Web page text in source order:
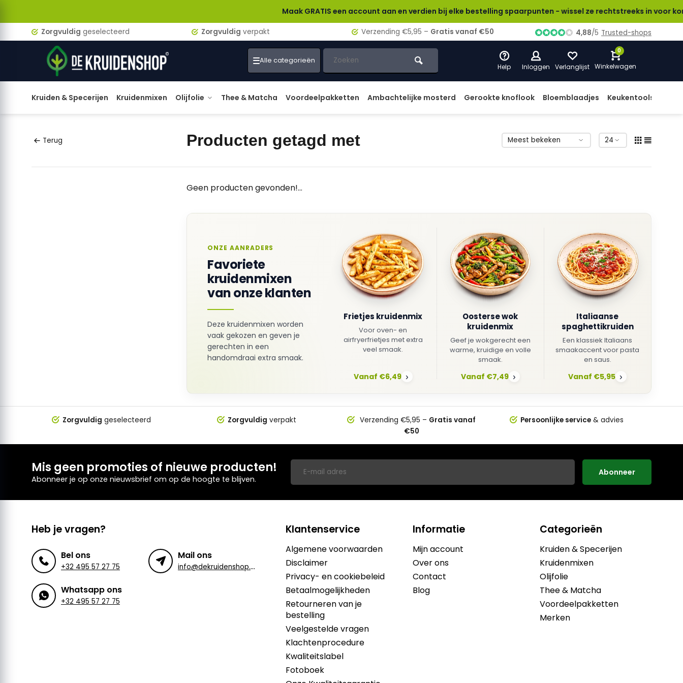
Maak GRATIS een account aan en verdien bij elke bestelling spaarpunten - wissel ze rechtstreeks in voor korting!
Zorgvuldig geselecteerd Zorgvuldig verpakt Verzending €5,95 – Gratis vanaf €50 Persoonlijke service& advies
4,88/5 Trusted-shops
Alle categorieën
Help Inloggen Verlanglijst
0
Winkelwagen
Kruiden & Specerijen Kruidenmixen Olijfolie Thee & Matcha Voordeelpakketten Ambachtelijke mosterd Gerookte knoflook Bloemblaadjes Keukentools
Terug Producten getagd met
Geen producten gevonden!...
ONZE AANRADERS
Favoriete
kruidenmixen
van onze klanten
Deze kruidenmixen worden
vaak gekozen en geven je
gerechten in een
handomdraai extra smaak.
Frietjes kruidenmix
Voor oven- en
airfryerfrietjes met extra
veel smaak.
Vanaf €6,49 ›
Oosterse wok
kruidenmix
Geef je wokgerecht een
warme, kruidige en volle
smaak.
Vanaf €7,49 ›
Italiaanse
spaghettikruiden
Een klassiek Italiaans
smaakaccent voor pasta
en saus.
Vanaf €5,95 ›
Zorgvuldig geselecteerd Zorgvuldig verpakt Verzending €5,95 – Gratis vanaf
€50
Persoonlijke service& advies
Mis geen promoties of nieuwe producten!
Abonneer je op onze nieuwsbrief om op de hoogte te blijven.
Abonneer
Heb je vragen?
Bel ons
+32 495 57 27 75
Mail ons
i
nfo@dekruidenshop.be
Whatsapp ons
+32 495 57 27 75
Klantenservice
Algemene voorwaarden
Disclaimer
Privacy- en cookiebeleid
Betaalmogelijkheden
Retourneren van je
bestelling
Veelgestelde vragen
Klachtenprocedure
Kwaliteitslabel
Fotoboek
Informatie
Mijn account
Over ons
Contact
Blog
Categorieën
Kruiden & Specerijen
Kruidenmixen
Olijfolie
Thee & Matcha
Voordeelpakketten
Merken